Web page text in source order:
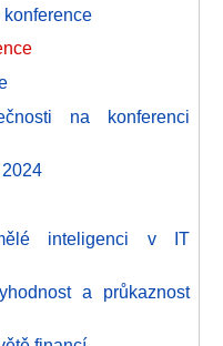
konference
na konferenci
inteligenci v IT
a průkaznost